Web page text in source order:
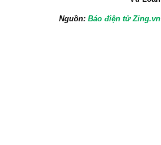
Nguồn:Báo điện tử Zing.vn